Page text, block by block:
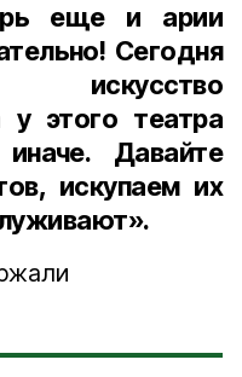
еще и арии
Сегодня
искусство
у этого театра
Давайте
искупаем их